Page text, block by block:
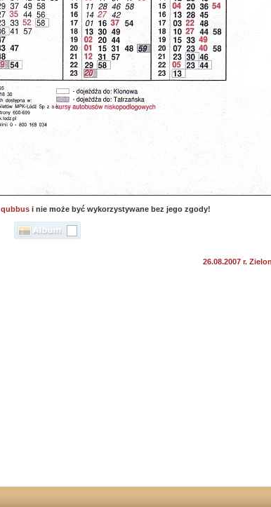
qubbusi nie może być wykorzystywane bez jego zgody!
26.08.2007 r.